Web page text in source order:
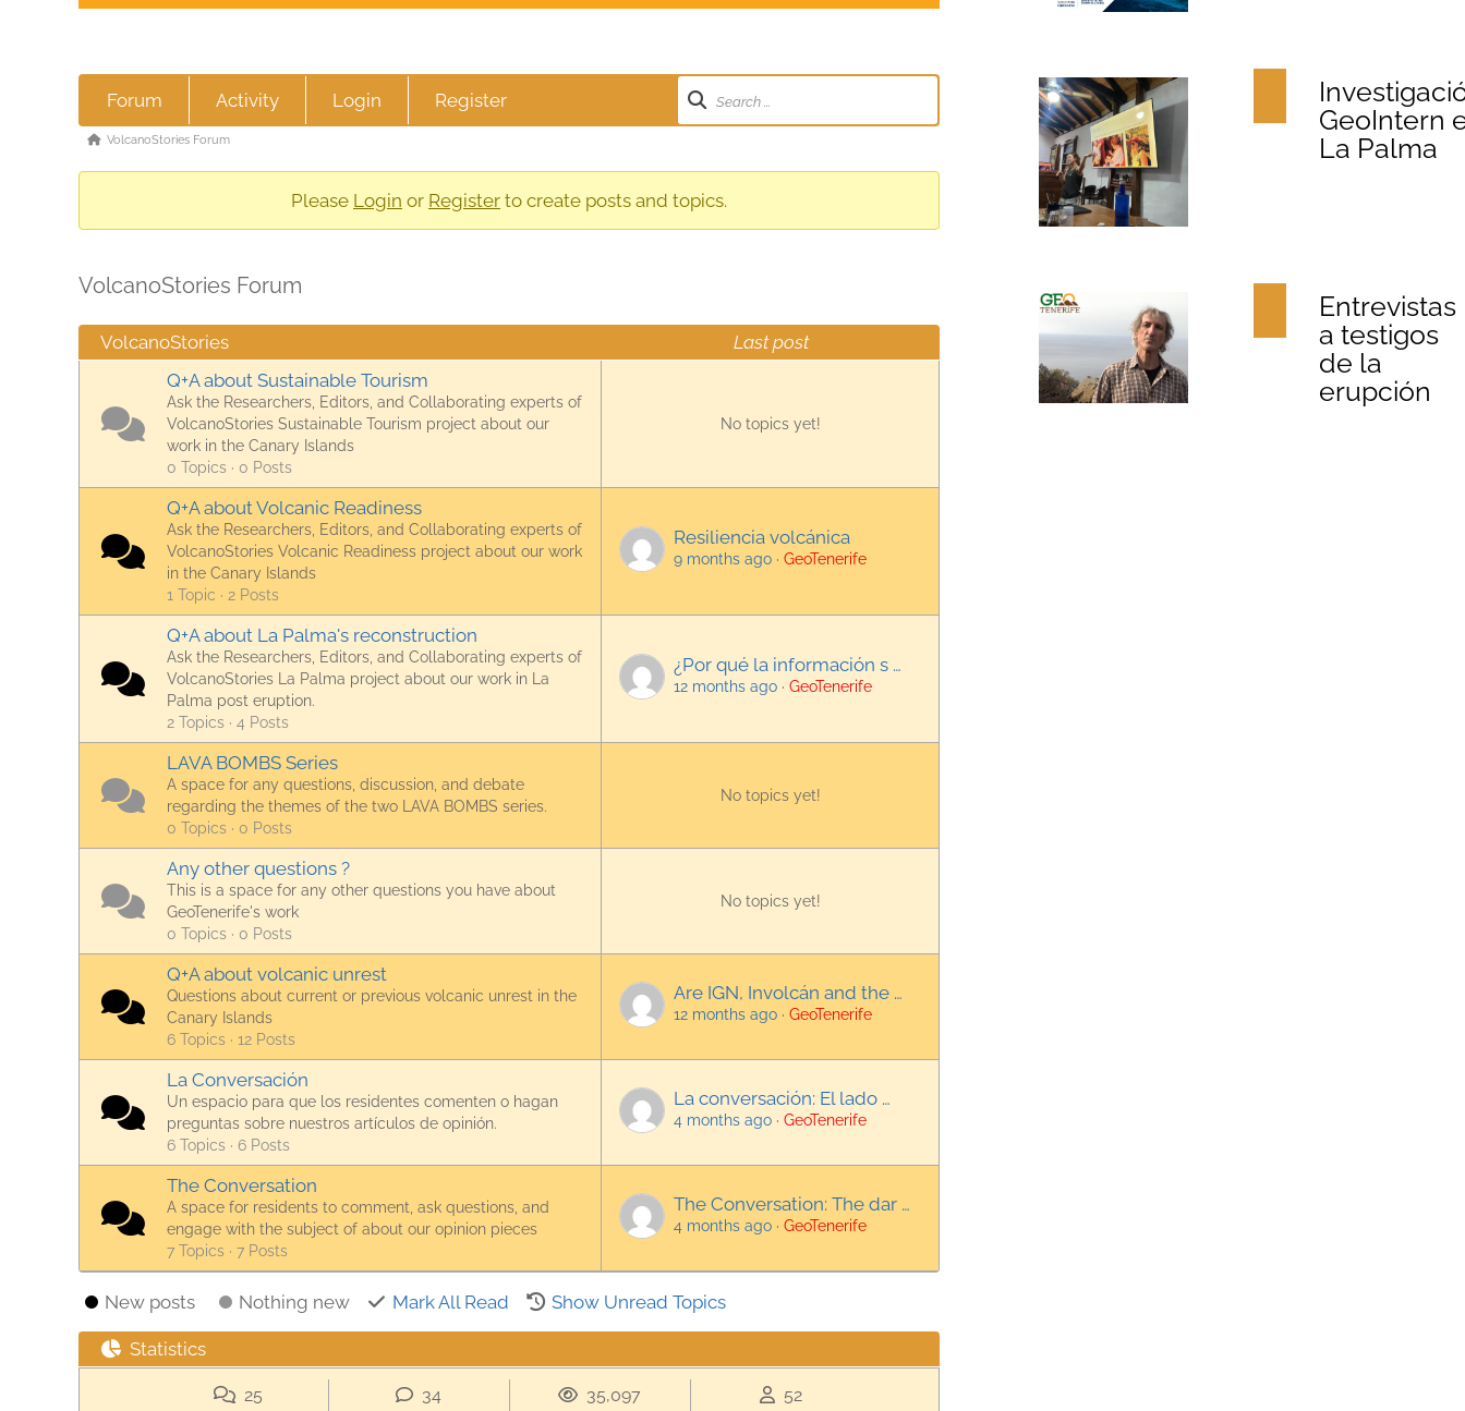
Forum
Navigation
Forum Activity Login Register
Forum
here:
VolcanoStories Forum
Please Login or Register to create posts and topics.
VolcanoStories Forum
VolcanoStories
Last post
Q+A about Sustainable Tourism
Ask the Researchers, Editors, and Collaborating experts of
VolcanoStories Sustainable Tourism project about our
work in the Canary Islands
0 Topics · 0 Posts
No topics yet!
Q+A about Volcanic Readiness
Ask the Researchers, Editors, and Collaborating experts of
VolcanoStories Volcanic Readiness project about our work
in the Canary Islands
1 Topic · 2 Posts
Resiliencia volcánica
9 months ago · GeoTenerife
Q+A about La Palma's reconstruction
Ask the Researchers, Editors, and Collaborating experts of
VolcanoStories La Palma project about our work in La
Palma post eruption.
2 Topics · 4 Posts
¿Por qué la información s …
12 months ago · GeoTenerife
LAVA BOMBS Series
A space for any questions, discussion, and debate
regarding the themes of the two LAVA BOMBS series.
0 Topics · 0 Posts
No topics yet!
Any other questions ?
This is a space for any other questions you have about
GeoTenerife's work
0 Topics · 0 Posts
No topics yet!
Q+A about volcanic unrest
Questions about current or previous volcanic unrest in the
Canary Islands
6 Topics · 12 Posts
Are IGN, Involcán and the …
12 months ago · GeoTenerife
La Conversación
Un espacio para que los residentes comenten o hagan
preguntas sobre nuestros artículos de opinión.
6 Topics · 6 Posts
La conversación: El lado …
4 months ago · GeoTenerife
The Conversation
A space for residents to comment, ask questions, and
engage with the subject of about our opinion pieces
7 Topics · 7 Posts
The Conversation: The dar …
4 months ago · GeoTenerife
New posts Nothing new Mark All Read Show Unread Topics
Statistics
25 34 35,097 52
GeoIntern
La Palma
Entrevistas
a testigos
de la
erupción